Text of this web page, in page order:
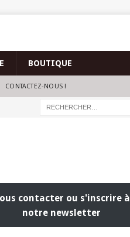
BOUTIQUE
CONTACTEZ-NOUS !
contacter ou s'inscrire à
notre newsletter